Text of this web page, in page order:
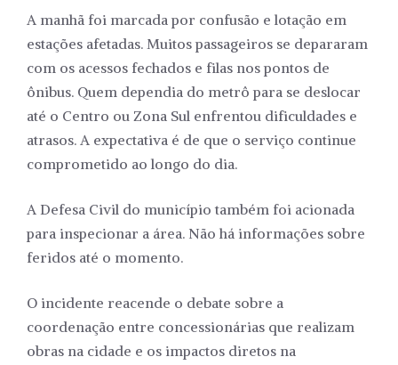
A manhã foi marcada por confusão e lotação em
estações afetadas. Muitos passageiros se depararam
com os acessos fechados e filas nos pontos de
ônibus. Quem dependia do metrô para se deslocar
até o Centro ou Zona Sul enfrentou dificuldades e
atrasos. A expectativa é de que o serviço continue
comprometido ao longo do dia.
A Defesa Civil do município também foi acionada
para inspecionar a área. Não há informações sobre
feridos até o momento.
O incidente reacende o debate sobre a
coordenação entre concessionárias que realizam
obras na cidade e os impactos diretos na